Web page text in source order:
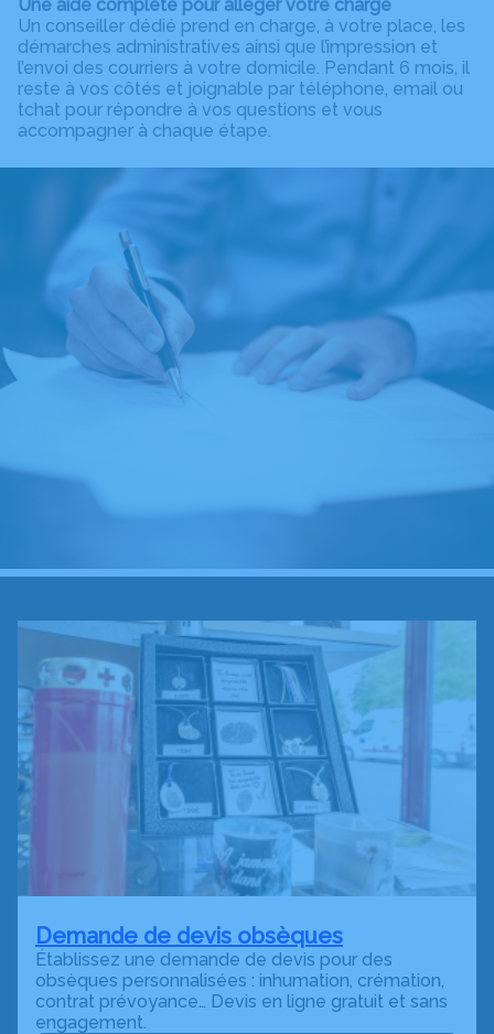
Une aide complète pour alléger votre charge
Un conseiller dédié prend en charge, à votre place, les
démarches administratives ainsi que l’impression et
l’envoi des courriers à votre domicile. Pendant 6 mois, il
reste à vos côtés et joignable par téléphone, email ou
tchat pour répondre à vos questions et vous
accompagner à chaque étape.
Demande de devis obsèques
Établissez une demande de devis pour des
obsèques personnalisées : inhumation, crémation,
contrat prévoyance… Devis en ligne gratuit et sans
engagement.